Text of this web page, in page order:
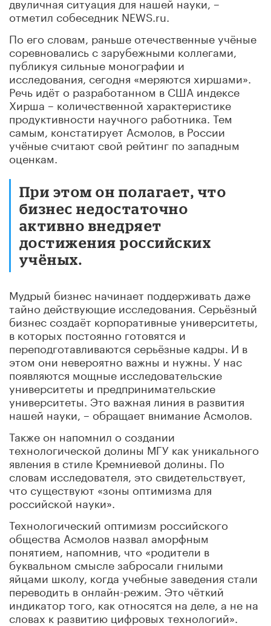
отметил собеседник NEWS.ru.
По его словам, раньше отечественные учёные
соревновались с зарубежными коллегами,
публикуя сильные монографии и
исследования, сегодня «меряются хиршами».
Речь идёт о разработанном в США индексе
Хирша – количественной характеристике
продуктивности научного работника. Тем
самым, констатирует Асмолов , в России
учёные считают свой рейтинг по западным
оценкам.
При этом он полагает, что
бизнес недостаточно
активно внедряет
достижения российских
учёных.
Мудрый бизнес начинает поддерживать даже
тайно действующие исследования. Серьёзный
бизнес создаёт корпоративные университеты,
в которых постоянно готовятся и
переподготавливаются серьёзные кадры. И в
этом они невероятно важны и нужны. У нас
появляются мощные исследовательские
университеты и предпринимательские
университеты. Это важная линия в развития
нашей науки, – обращает внимание Асмолов
Также он напомнил о создании
технологической долины МГУ как уникального
явления в стиле Кремниевой долины. По
словам исследователя, это свидетельствует,
что существуют «зоны оптимизма для
российской науки».
Технологический оптимизм российского
общества Асмолов назвал аморфным
понятием, напомнив, что «родители в
буквальном смысле забросали гнилыми
яйцами школу, когда учебные заведения стали
переводить в онлайн-режим. Это чёткий
индикатор того, как относятся на деле, а не на
словах к развитию цифровых технологий».